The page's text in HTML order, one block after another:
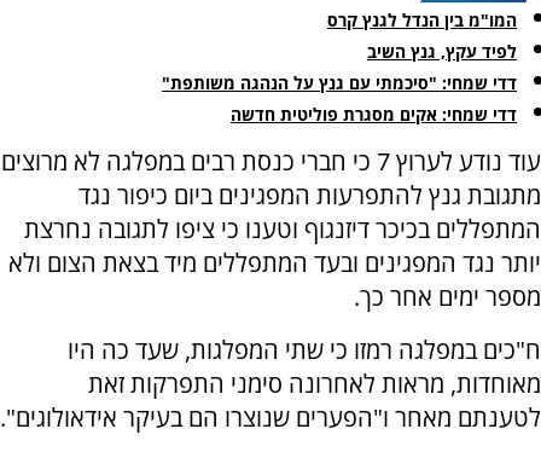
המו"מ בין הנדל לגנץ קרס
לפיד עקץ, גנץ השיב
דדי שמחי: "סיכמתי עם גנץ על הנהגה משותפת"
דדי שמחי: אקים מסגרת פוליטית חדשה
עוד נודע לערוץ 7 כי חברי כנסת רבים במפלגה לא מרוצים
מתגובת גנץ להתפרעות המפגינים ביום כיפור נגד
המתפללים בכיכר דיזנגוף וטענו כי ציפו לתגובה נחרצת
יותר נגד המפגינים ובעד המתפללים מיד בצאת הצום ולא
מספר ימים אחר כך.
ח"כים במפלגה רמזו כי שתי המפלגות, שעד כה היו
מאוחדות, מראות לאחרונה סימני התפרקות זאת
לטענתם מאחר ו"הפערים שנוצרו הם בעיקר אידאולוגים".